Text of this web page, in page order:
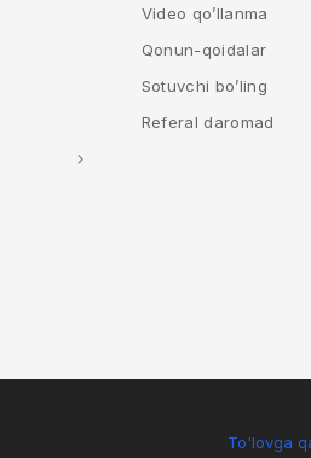
Video qo’llanma
Qonun-qoidalar
Sotuvchi bo’ling
Referal daromad
To'lovga